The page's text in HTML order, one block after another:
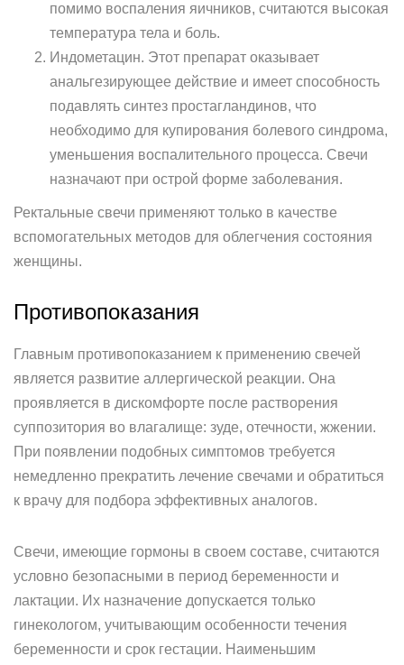
помимо воспаления яичников, считаются высокая
температура тела и боль.
Индометацин. Этот препарат оказывает
анальгезирующее действие и имеет способность
подавлять синтез простагландинов, что
необходимо для купирования болевого синдрома,
уменьшения воспалительного процесса. Свечи
назначают при острой форме заболевания.
Ректальные свечи применяют только в качестве
вспомогательных методов для облегчения состояния
женщины.
Противопоказания
Главным противопоказанием к применению свечей
является развитие аллергической реакции. Она
проявляется в дискомфорте после растворения
суппозитория во влагалище: зуде, отечности, жжении.
При появлении подобных симптомов требуется
немедленно прекратить лечение свечами и обратиться
к врачу для подбора эффективных аналогов.
Свечи, имеющие гормоны в своем составе, считаются
условно безопасными в период беременности и
лактации. Их назначение допускается только
гинекологом, учитывающим особенности течения
беременности и срок гестации. Наименьшим